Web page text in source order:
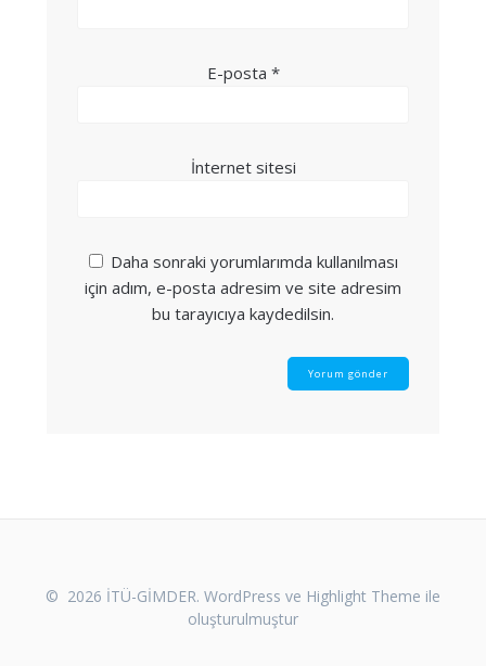
E-posta *
İnternet sitesi
Daha sonraki yorumlarımda kullanılması
için adım, e-posta adresim ve site adresim
bu tarayıcıya kaydedilsin.
© 2026 İTÜ-GİMDER. WordPress ve Highlight Theme ile
oluşturulmuştur